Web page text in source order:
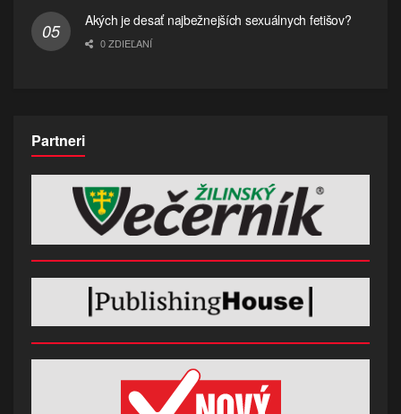
Akých je desať najbežnejších sexuálnych fetišov?
0 ZDIEĽANÍ
Partneri